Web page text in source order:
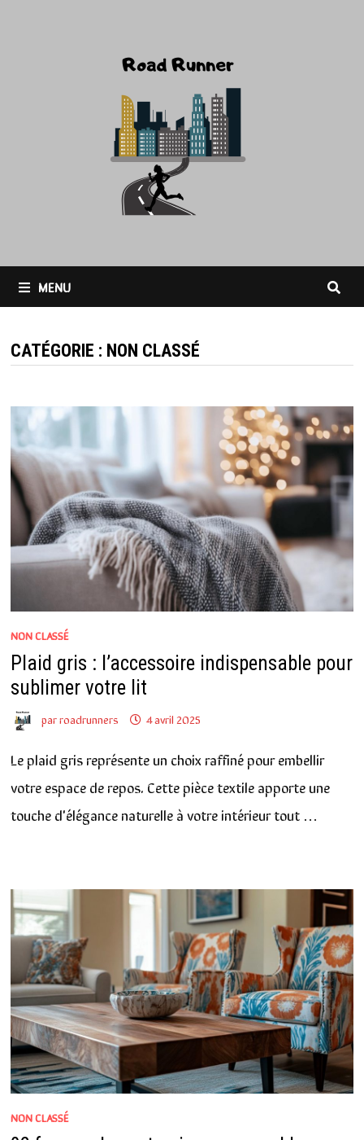
MENU
CATÉGORIE : NON CLASSÉ
NON CLASSÉ
Plaid gris : l’accessoire indispensable pour
sublimer votre lit
parroadrunners 4 avril 2025
Le plaid gris représente un choix raffiné pour embellir
votre espace de repos. Cette pièce textile apporte une
touche d'élégance naturelle à votre intérieur tout …
NON CLASSÉ